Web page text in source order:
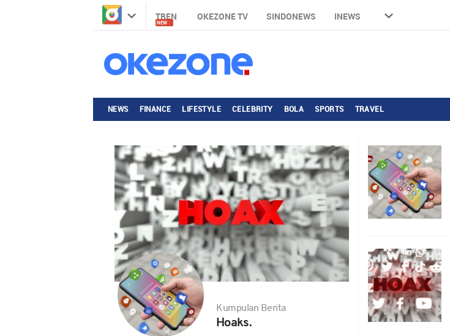
TREN
NEW
OKEZONE TV SINDONEWS INEWS
NEWS FINANCE LIFESTYLE CELEBRITY BOLA SPORTS TRAVEL
Kumpulan Berita
Hoaks.